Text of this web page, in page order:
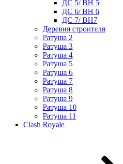
ДС 5/ BH 5
ДС 6/ BH 6
ДС 7/ BH7
Деревня строителя
Ратуша 2
Ратуша 3
Ратуша 4
Ратуша 5
Ратуша 6
Ратуша 7
Ратуша 8
Ратуша 9
Ратуша 10
Ратуша 11
Clash Royale